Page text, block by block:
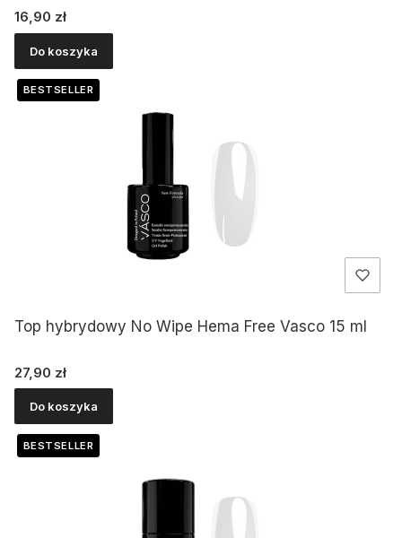
Cena
16,90 zł
Do koszyka
BESTSELLER
Top hybrydowy No Wipe Hema Free Vasco 15 ml
Cena
27,90 zł
Do koszyka
BESTSELLER